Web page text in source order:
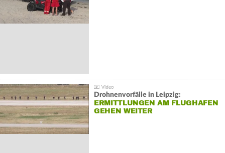
Drohnenvorfälle in Leipzig:
ERMITTLUNGEN AM FLUGHAFEN
GEHEN WEITER